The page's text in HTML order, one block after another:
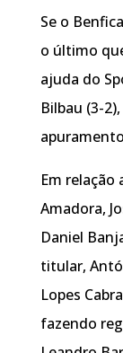
Se o
o último
ajuda do
Bilbau (3-
Em relação
Amadora,
Daniel
titular,
Lopes
fazendo